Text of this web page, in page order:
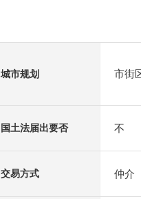
城市规划 市街
国土法届出要否 不
交易方式 仲介